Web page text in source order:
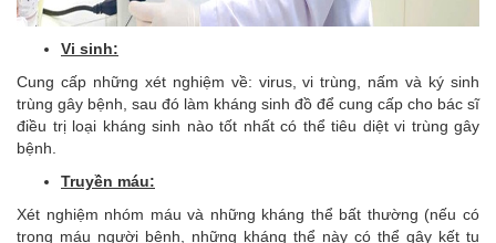
Vi sinh:
Cung cấp những xét nghiệm về: virus, vi trùng, nấm và ký sinh
trùng gây bệnh, sau đó làm kháng sinh đồ để cung cấp cho bác sĩ
điều trị loại kháng sinh nào tốt nhất có thể tiêu diệt vi trùng gây
bệnh.
Truyền máu:
Xét nghiệm nhóm máu và những kháng thể bất thường (nếu có
trong máu người bệnh, những kháng thể này có thể gây kết tụ